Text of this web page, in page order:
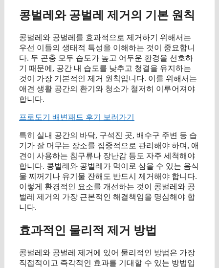
콩벌레와 공벌레 제거의 기본 원칙
콩벌레와 공벌레를 효과적으로 제거하기 위해서는
우선 이들의 생태적 특성을 이해하는 것이 중요합니
다. 두 곤충 모두 습도가 높고 어두운 환경을 선호하
기 때문에, 공간 내 습도를 낮추고 청결을 유지하는
것이 가장 기본적인 제거 원칙입니다. 이를 위해서는
애견 생활 공간의 환기와 청소가 철저히 이루어져야
합니다.
프로도기 배변패드 후기 보러가기
특히 실내 공간의 바닥, 구석진 곳, 배수구 주변 등 습
기가 잘 머무는 장소를 집중적으로 관리해야 하며, 애
견이 사용하는 침구류나 장난감 등도 자주 세척해야
합니다. 콩벌레와 공벌레가 먹이로 삼을 수 있는 음식
물 찌꺼기나 유기물 잔해도 반드시 제거해야 합니다.
이렇게 환경적인 요소를 개선하는 것이 콩벌레와 공
벌레 제거의 가장 근본적인 해결책임을 명심해야 합
니다.
효과적인 물리적 제거 방법
콩벌레와 공벌레 제거에 있어 물리적인 방법은 가장
직접적이고 즉각적인 효과를 기대할 수 있는 방법입